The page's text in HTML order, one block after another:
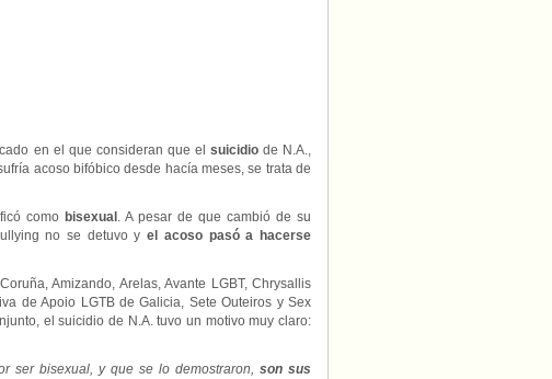
en el que consideran que el suicidiode N.A.,
acoso bifóbico desde hacía meses, se trata de
como bisexual . A pesar de que cambió de su
no se detuvo yel acoso pasó a hacerse
Amizando, Arelas, Avante LGBT, Chrysallis
de Apoio LGTB de Galicia, Sete Outeiros y Sex
el suicidio de N.A. tuvo un motivo muy claro:
ser bisexual, y que se lo demostraron,son sus